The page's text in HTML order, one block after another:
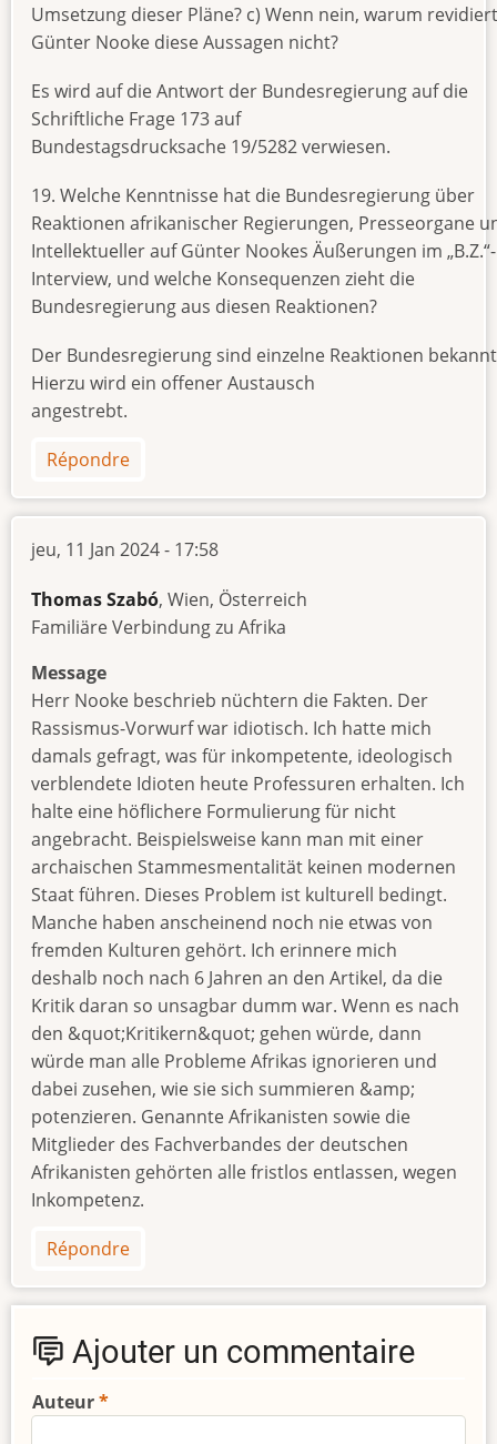
Umsetzung dieser Pläne? c) Wenn nein, warum revidiert
Günter Nooke diese Aussagen nicht?
Es wird auf die Antwort der Bundesregierung auf die
Schriftliche Frage 173 auf
Bundestagsdrucksache 19/5282 verwiesen.
19. Welche Kenntnisse hat die Bundesregierung über
Reaktionen afrikanischer Regierungen, Presseorgane
Intellektueller auf Günter Nookes Äußerungen im „B.Z.“-
Interview, und welche Konsequenzen zieht die
Bundesregierung aus diesen Reaktionen?
Der Bundesregierung sind einzelne Reaktionen
Hierzu wird ein offener Austausch
angestrebt.
Répondre
jeu, 11 Jan 2024 - 17:58
Thomas Szabó, Wien, Österreich
Familiäre Verbindung zu Afrika
Message
Herr Nooke beschrieb nüchtern die Fakten. Der
Rassismus-Vorwurf war idiotisch. Ich hatte mich
damals gefragt, was für inkompetente, ideologisch
verblendete Idioten heute Professuren erhalten. Ich
halte eine höflichere Formulierung für nicht
angebracht. Beispielsweise kann man mit einer
archaischen Stammesmentalität keinen modernen
Staat führen. Dieses Problem ist kulturell bedingt.
Manche haben anscheinend noch nie etwas von
fremden Kulturen gehört. Ich erinnere mich
deshalb noch nach 6 Jahren an den Artikel, da die
Kritik daran so unsagbar dumm war. Wenn es nach
den &quot;Kritikern&quot; gehen würde, dann
würde man alle Probleme Afrikas ignorieren und
dabei zusehen, wie sie sich summieren &amp;
potenzieren. Genannte Afrikanisten sowie die
Mitglieder des Fachverbandes der deutschen
Afrikanisten gehörten alle fristlos entlassen, wegen
Inkompetenz.
Répondre
Ajouter un commentaire
Auteur